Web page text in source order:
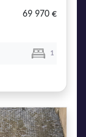
69 970 €
1